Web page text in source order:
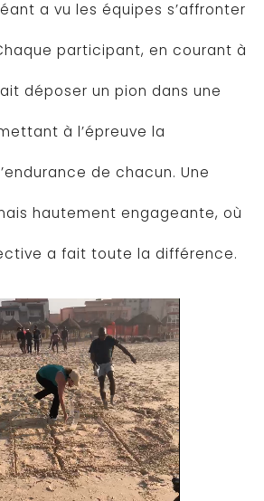
a vu les équipes s’affronter
participant, en courant à
déposer un pion dans une
à l’épreuve la
de chacun. Une
hautement engageante, où
a fait toute la différence.